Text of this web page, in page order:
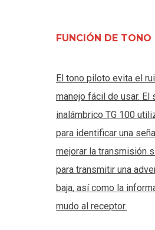
FUNCIÓN DE
El tono piloto evita el
manejo fácil de usar. El
inalámbrico TG 100
para identificar una
mejorar la transmisión
para transmitir una
baja, así como la
mudo al receptor.